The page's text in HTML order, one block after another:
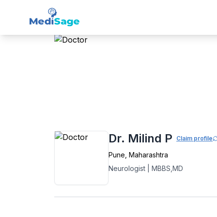
Dr. Milind P Claim profile
Pune Maharashtra
Neurologist
MBBS,MD